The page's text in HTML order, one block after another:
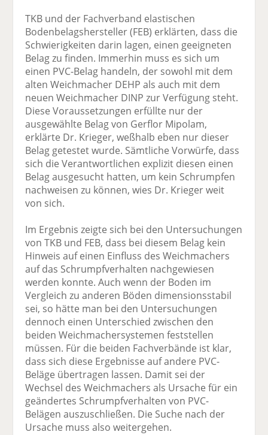
TKB und der Fachverband elastischen
Bodenbelagshersteller (FEB) erklärten, dass die
Schwierigkeiten darin lagen, einen geeigneten
Belag zu finden. Immerhin muss es sich um
einen PVC-Belag handeln, der sowohl mit dem
alten Weichmacher DEHP als auch mit dem
neuen Weichmacher DINP zur Verfügung steht.
Diese Voraussetzungen erfüllte nur der
ausgewählte Belag von Gerflor Mipolam,
erklärte Dr. Krieger, weßhalb eben nur dieser
Belag getestet wurde. Sämtliche Vorwürfe, dass
sich die Verantwortlichen explizit diesen einen
Belag ausgesucht hatten, um kein Schrumpfen
nachweisen zu können, wies Dr. Krieger weit
von sich.
Im Ergebnis zeigte sich bei den Untersuchungen
von TKB und FEB, dass bei diesem Belag kein
Hinweis auf einen Einfluss des Weichmachers
auf das Schrumpfverhalten nachgewiesen
werden konnte. Auch wenn der Boden im
Vergleich zu anderen Böden dimensionsstabil
sei, so hätte man bei den Untersuchungen
dennoch einen Unterschied zwischen den
beiden Weichmachersystemen feststellen
müssen. Für die beiden Fachverbände ist klar,
dass sich diese Ergebnisse auf andere PVC-
Beläge übertragen lassen. Damit sei der
Wechsel des Weichmachers als Ursache für ein
geändertes Schrumpfverhalten von PVC-
Belägen auszuschließen. Die Suche nach der
Ursache muss also weitergehen.